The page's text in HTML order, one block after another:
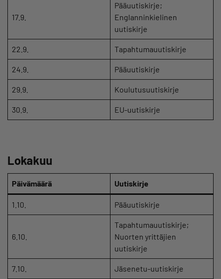
17.9.
Pääuutiskirje;
Englanninkielinen
uutiskirje
22.9. Tapahtumauutiskirje
24.9. Pääuutiskirje
29.9. Koulutusuutiskirje
30.9. EU-uutiskirje
Lokakuu
Päivämäärä Uutiskirje
1.10. Pääuutiskirje
6.10.
Tapahtumauutiskirje;
Nuorten yrittäjien
uutiskirje
7.10. Jäsenetu-uutiskirje